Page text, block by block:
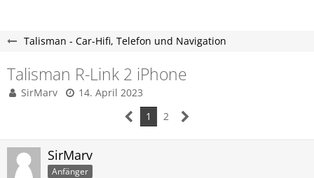
Talisman - Car-Hifi, Telefon und Navigation
Talisman R-Link 2 iPhone
SirMarv
14. April 2023
1
2
SirMarv
Anfänger